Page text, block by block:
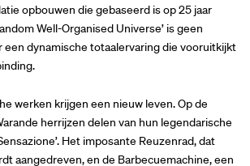
opbouwen die gebaseerd is op 25 jaar
Well-Organised Universe’ is geen
een dynamische totaalervaring die vooruitkijkt
werken krijgen een nieuw leven. Op de
herrijzen delen van hun legendarische
Het imposante Reuzenrad, dat
aangedreven, en de Barbecuemachine, een